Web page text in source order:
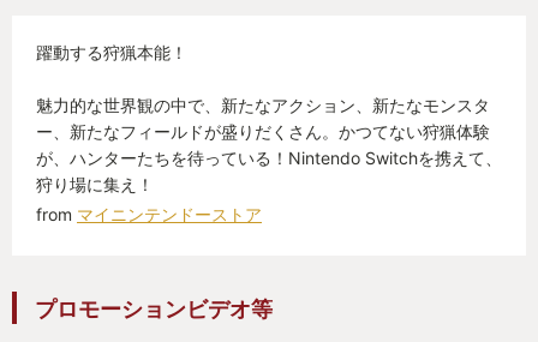
モンスターを狩りする必要があります。どんどん押
し寄せてくるから最初は難しいと感じると思います
が、慣れてくるとかなりやり込みがあり楽しいと思
います。
と細かいところまで書くと書ききれませんが、魅力
初心者から今までの過去作をやってきた人まで楽し
める作品となっていると思います。
躍動する狩猟本能！
魅力的な世界観の中で、新たなアクション、新たなモンスタ
ー、新たなフィールドが盛りだくさん。かつてない狩猟体験
が、ハンターたちを待っている！Nintendo Switchを携えて、
狩り場に集え！
from マイニンテンドーストア
プロモーションビデオ等